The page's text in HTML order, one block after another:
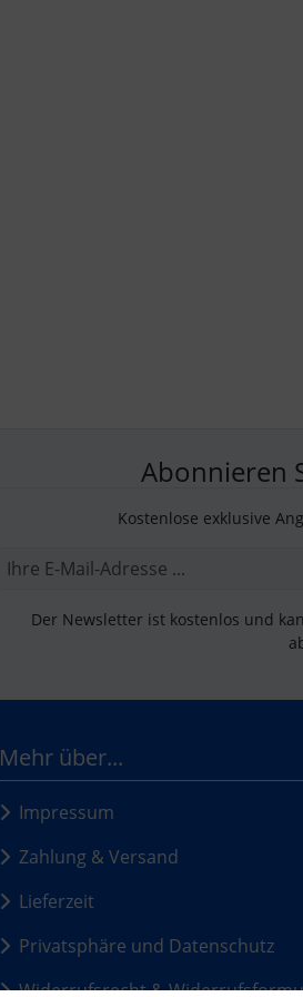
Abonnieren
Kostenlose exklusive
Der Newsletter ist kostenlos und
Mehr über...
Impressum
Zahlung & Versand
Lieferzeit
Privatsphäre und Datenschutz
Widerrufsrecht &